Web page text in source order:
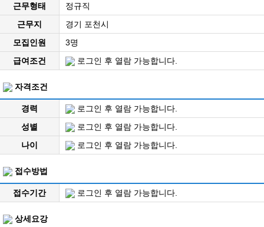
근무형태
정규직
근무지
경기 포천시
모집인원
3명
급여조건
로그인 후 열람 가능합니다.
자격조건
경력
로그인 후 열람 가능합니다.
성별
로그인 후 열람 가능합니다.
나이
로그인 후 열람 가능합니다.
접수방법
접수기간 로그인 후 열람 가능합니다.
상세요강